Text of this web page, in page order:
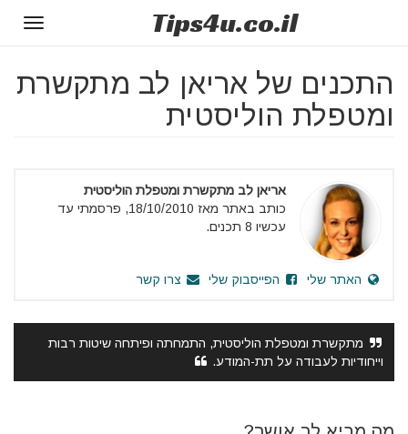
Tips4u.co.il
התכנים של אריאן לב מתקשרת
ומטפלת הוליסטית
אריאן לב מתקשרת ומטפלת הוליסטית
כותב באתר מאז 18/10/2010, פרסמתי עד
עכשיו 8 תכנים.
האתר שלי הפייסבוק שלי צרו קשר
מתקשרת ומטפלת הוליסטית, התמחתה ופיתחה שיטות רבות
וייחודיות לעבודה על תת-המודע.